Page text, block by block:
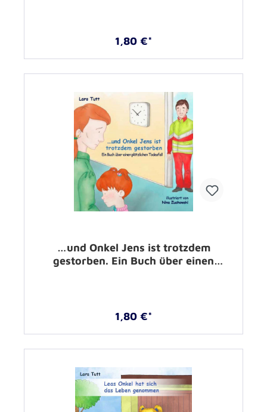
1,80 €*
…und Onkel Jens ist trotzdem
gestorben. Ein Buch über einen
1,80 €*